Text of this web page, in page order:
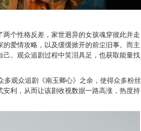
个性格反差，家世迥异的女孩魂穿彼此并走
爱情攻略，以及缓缓掀开的前尘旧事。而主
。观众追剧过程中笑泪具足，也获取能量找
多观众追剧《南玉卿心》之余，使得众多粉丝
利，从而让该剧收视数据一路高涨，热度持